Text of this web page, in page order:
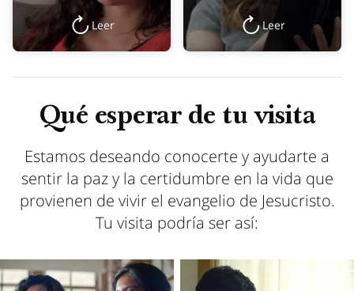
Leer Leer
Qué esperar de tu visita
Estamos deseando conocerte y ayudarte a
sentir la paz y la certidumbre en la vida que
provienen de vivir el evangelio de Jesucristo.
Tu visita podría ser así: